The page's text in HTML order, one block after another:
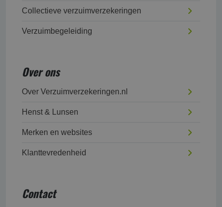
Collectieve verzuimverzekeringen
Verzuimbegeleiding
Over ons
Over Verzuimverzekeringen.nl
Henst & Lunsen
Merken en websites
Klanttevredenheid
Contact